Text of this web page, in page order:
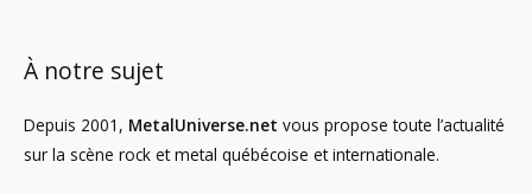
À notre sujet
Depuis 2001, MetalUniverse.net vous propose toute l’actualité
sur la scène rock et metal québécoise et internationale.